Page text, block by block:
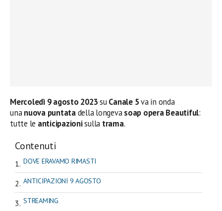
Mercoledì 9 agosto 2023suCanale 5va in onda
unanuova puntatadella longevasoap opera Beautiful:
tutte le anticipazionisulla trama.
Contenuti
DOVE ERAVAMO RIMASTI
ANTICIPAZIONI 9 AGOSTO
STREAMING